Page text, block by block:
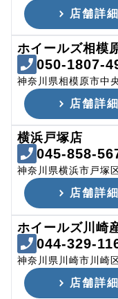
店舗詳細
ホイールズ相模
050-1807-
神奈川県相模原市中
店舗詳細
横浜戸塚店
045-858-
神奈川県横浜市戸塚
店舗詳細
ホイールズ川崎
044-329-
神奈川県川崎市川崎
店舗詳細